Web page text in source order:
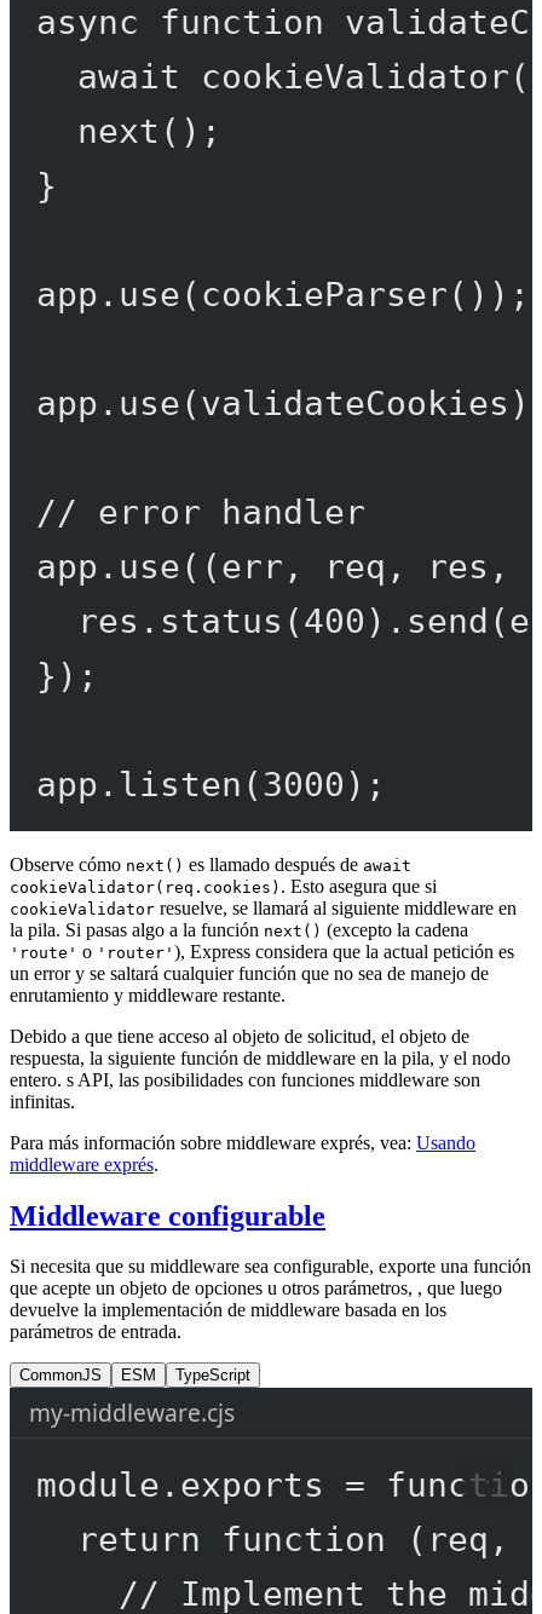
async function
await
cookieValidator
next ();
}
app. use( cookieParser());
app. use
// error handler
app. use((err , req , res ,
res. status (400 ). send
});
app. listen (3000 );
Observe cómo next() es llamado después de await
cookieValidator(req.cookies) . Esto asegura que si
cookieValidator resuelve, se llamará al siguiente middleware en
la pila. Si pasas algo a la función next() (excepto la cadena
'route' o 'router' ), Express considera que la actual petición es
un error y se saltará cualquier función que no sea de manejo de
enrutamiento y middleware restante.
Debido a que tiene acceso al objeto de solicitud, el objeto de
respuesta, la siguiente función de middleware en la pila, y el nodo
entero. s API, las posibilidades con funciones middleware son
infinitas.
Para más información sobre middleware exprés, vea: Usando
middleware exprés.
Middleware configurable
Si necesita que su middleware sea configurable, exporte una función
que acepte un objeto de opciones u otros parámetros, , que luego
devuelve la implementación de middleware basada en los
parámetros de entrada.
CommonJS ESM TypeScript
my-middleware.cjs
module . exports =
return
function ( req ,
// Implement the